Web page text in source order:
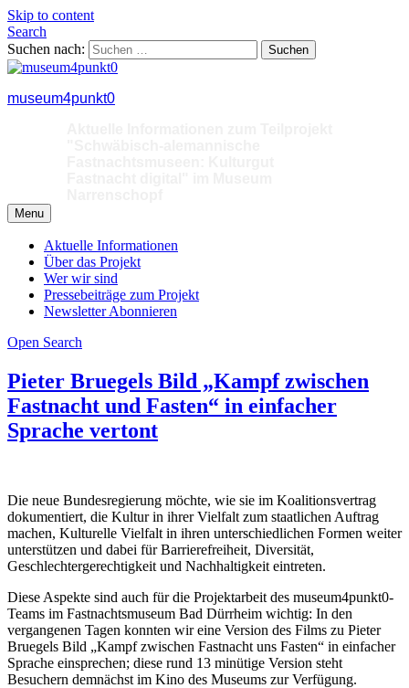
Skip to content
Search
Suchen nach:
museum4punkt0
Menu
Aktuelle Informationen
Über das Projekt
Wer wir sind
Pressebeiträge zum Projekt
Newsletter Abonnieren
Open Search
Pieter Bruegels Bild „Kampf zwischen
Fastnacht und Fasten“ in einfacher
Sprache vertont
Die neue Bundesregierung möchte, wie sie im Koalitionsvertrag
dokumentiert, die Kultur in ihrer Vielfalt zum staatlichen Auftrag
machen, Kulturelle Vielfalt in ihren unterschiedlichen Formen weiter
unterstützen und dabei für Barrierefreiheit, Diversität,
Geschlechtergerechtigkeit und Nachhaltigkeit eintreten.
Diese Aspekte sind auch für die Projektarbeit des museum4punkt0-
Teams im Fastnachtsmuseum Bad Dürrheim wichtig: In den
vergangenen Tagen konnten wir eine Version des Films zu Pieter
Bruegels Bild „Kampf zwischen Fastnacht uns Fasten“ in einfacher
Sprache einsprechen; diese rund 13 minütige Version steht
Besuchern demnächst im Kino des Museums zur Verfügung.